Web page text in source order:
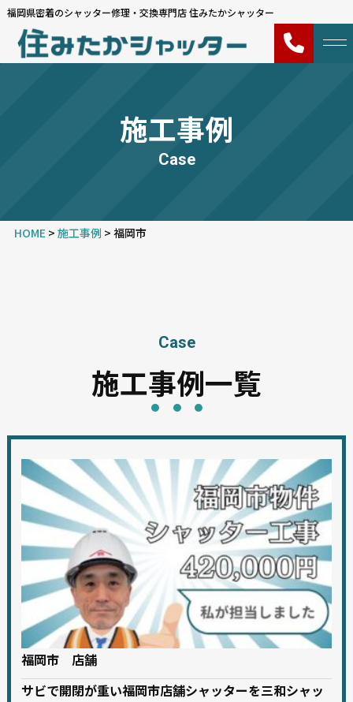
福岡県密着のシャッター修理・交換専門店 住みたかシャッター
施工事例
Case
HOME> 施工事例 > 福岡市
Case
施工事例一覧
福岡市 店舗
サビで開閉が重い福岡市店舗シャッターを三和シャッ